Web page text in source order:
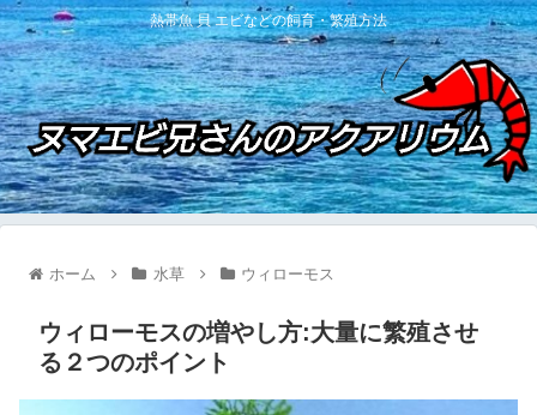
熱帯魚 貝 エビなどの飼育・繁殖方法
ホーム 水草 ウィローモス
ウィローモスの増やし方:大量に繁殖させ
る２つのポイント